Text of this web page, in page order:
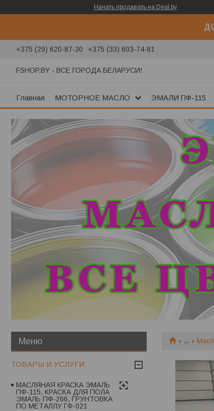
Начать продавать на Deal.by
+375 (29) 620-87-30 +375 (33) 603-74-81
FSHOP.BY - ВСЕ ГОРОДА БЕЛАРУСИ!
Главная МОТОРНОЕ МАСЛО ЭМАЛИ ПФ-115
...
ТОВАРЫ И УСЛУГИ
МАСЛЯНАЯ КРАСКА ЭМАЛЬ
ПФ-115, КРАСКА ДЛЯ ПОЛА
ЭМАЛЬ ПФ-266, ГРУНТОВКА
ПО МЕТАЛЛУ ГФ-021